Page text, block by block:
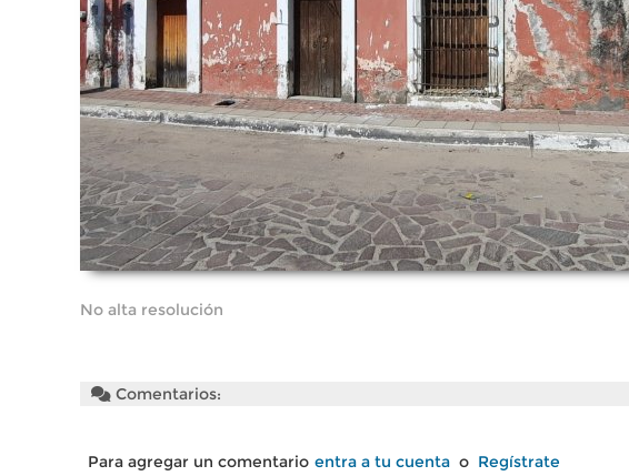
No alta resolución
Comentarios:
Para agregar un comentario entra a tu cuenta o Regístrate